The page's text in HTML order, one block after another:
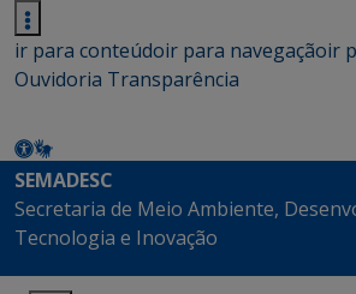
ir para conteúdoir para navegaçãoir
Ouvidoria Transparência
SEMADESC
Secretaria de Meio Ambiente,
Tecnologia e Inovação